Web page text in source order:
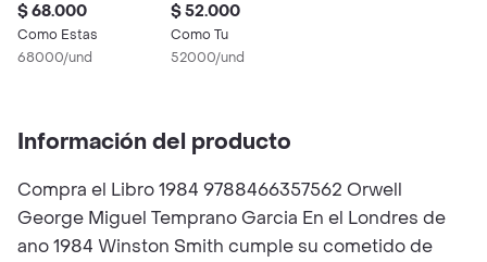
$ 68.000
Como Estas
68000/und
$ 52.000
Como Tu
52000/und
Información del producto
Compra el Libro 1984 9788466357562 Orwell
George Miguel Temprano Garcia En el Londres de
ano 1984 Winston Smith cumple su cometido de